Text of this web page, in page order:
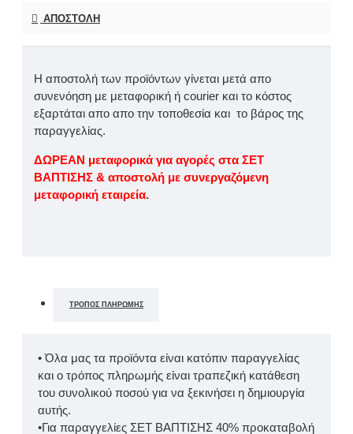
ΑΠΟΣΤΟΛΉ
Η αποστολή των προϊόντων γίνεται μετά απο
συνενόηση με μεταφορική ή courier και το κόστος
εξαρτάται απο απο την τοποθεσία και το βάρος της
παραγγελίας.
ΔΩΡΕΑΝ μεταφορικά για αγορές στα ΣΕΤ
ΒΑΠΤΙΣΗΣ & αποστολή με συνεργαζόμενη
μεταφορική εταιρεία.
ΤΡΌΠΟΣ ΠΛΗΡΩΜΉΣ
• Όλα μας τα προϊόντα είναι κατόπιν παραγγελίας
και ο τρόπος πληρωμής είναι τραπεζική κατάθεση
του συνολικού ποσού για να ξεκινήσει η δημιουργία
αυτής.
•Για παραγγελίες ΣΕΤ ΒΑΠΤΙΣΗΣ 40% προκαταβολή